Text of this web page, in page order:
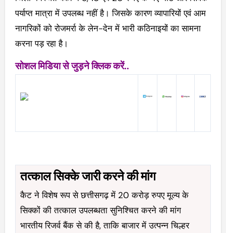
पर्याप्त मात्रा में उपलब्ध नहीं है। जिसके कारण व्यापारियों एवं आम
नागरिकों को रोजमर्रा के लेन-देन में भारी कठिनाइयों का सामना
करना पड़ रहा है।
सोशल मिडिया से जुड़ने क्लिक करें..
तत्काल सिक्के जारी करने की मांग
कैट ने विशेष रूप से छत्तीसगढ़ में 20 करोड़ रुपए मूल्य के
सिक्कों की तत्काल उपलब्धता सुनिश्चित करने की मांग
भारतीय रिजर्व बैंक से की है, ताकि बाजार में उत्पन्न चिल्हर